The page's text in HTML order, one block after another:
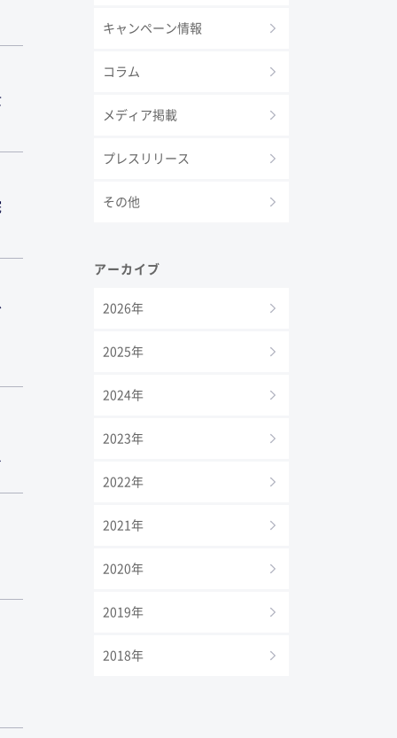
キャンペーン情報
コラム
メディア掲載
プレスリリース
その他
アーカイブ
2026年
2025年
2024年
2023年
2022年
2021年
2020年
2019年
2018年